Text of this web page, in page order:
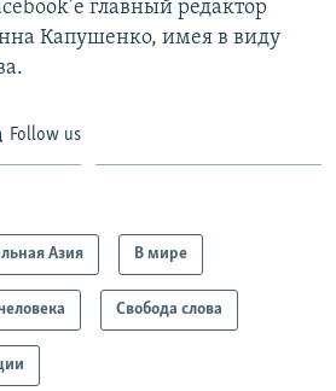
главный редактор
Капушенко, имея в виду
Follow us
Азия В мире
Свобода слова